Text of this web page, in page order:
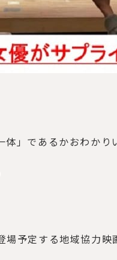
」であるかおわかり
予定する地域協力映